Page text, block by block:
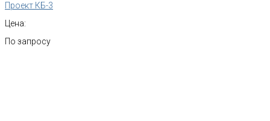
Проект КБ-3
Цена:
По запросу